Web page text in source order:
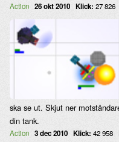
Action 26 okt 2010 Klick: 27 826
ska se ut. Skjut ner
din tank.
Action 3 dec 2010 Klick: 42 958